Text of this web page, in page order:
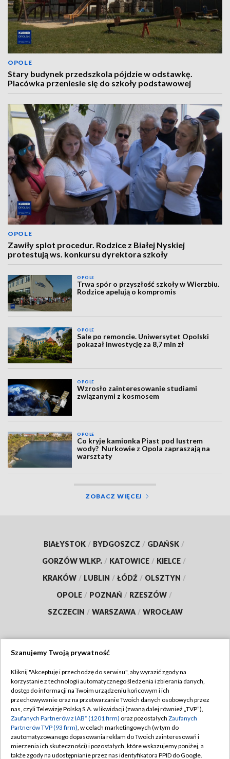
OPOLE
Stary budynek przedszkola pójdzie w odstawkę.
Placówka przeniesie się do szkoły podstawowej
OPOLE
Zawiły splot procedur. Rodzice z Białej Nyskiej
protestują ws. konkursu dyrektora szkoły
OPOLE
Trwa spór o przyszłość szkoły w Wierzbiu.
Rodzice apelują o kompromis
OPOLE
Sale po remoncie. Uniwersytet Opolski
pokazał inwestycję za 8,7 mln zł
OPOLE
Wzrosło zainteresowanie studiami
związanymi z kosmosem
OPOLE
Co kryje kamionka Piast pod lustrem
wody? Nurkowie z Opola zapraszają na
warsztaty
ZOBACZ WIĘCEJ
BIAŁYSTOK / BYDGOSZCZ / GDAŃSK /
GORZÓW WLKP. / KATOWICE / KIELCE /
KRAKÓW / LUBLIN / ŁÓDŹ / OLSZTYN /
OPOLE / POZNAŃ / RZESZÓW /
SZCZECIN / WARSZAWA / WROCŁAW
TVP
Abonament TVP
Emisja w TVP
Centrum informacji TVP
Naziemna Telewizja Cyfrowa
Regulamin TVP
Polityka prywatności
Moje zgody
Pomoc
Szanujemy Twoją prywatność
Kliknij "Akceptuję i przechodzę do serwisu", aby wyrazić zgody na
korzystanie z technologii automatycznego śledzenia i zbierania danych,
dostęp do informacji na Twoim urządzeniu końcowym i ich
przechowywanie oraz na przetwarzanie Twoich danych osobowych przez
nas, czyli Telewizję Polską S.A. w likwidacji (zwaną dalej również „TVP”),
Zaufanych Partnerów z IAB* (1201 firm) oraz pozostałych Zaufanych
Partnerów TVP (93 firm), w celach marketingowych (w tym do
zautomatyzowanego dopasowania reklam do Twoich zainteresowań i
mierzenia ich skuteczności) i pozostałych, które wskazujemy poniżej, a
także zgody na udostępnianie przez nas identyfikatora PPID do Google.